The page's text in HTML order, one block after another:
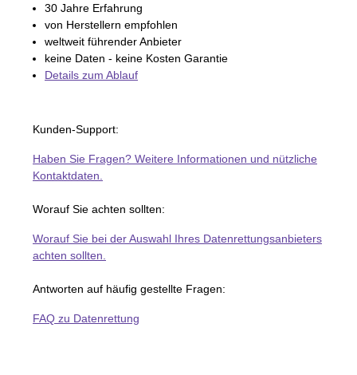
30 Jahre Erfahrung
von Herstellern empfohlen
weltweit führender Anbieter
keine Daten - keine Kosten Garantie
Details zum Ablauf
Kunden-Support:
Haben Sie Fragen? Weitere Informationen und nützliche
Kontaktdaten.
Worauf Sie achten sollten:
Worauf Sie bei der Auswahl Ihres Datenrettungsanbieters
achten sollten.
Antworten auf häufig gestellte Fragen:
FAQ zu Datenrettung